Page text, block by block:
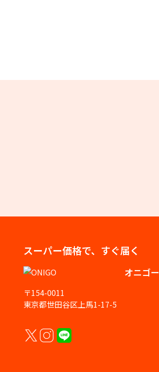
スーパー価格で、すぐ届く
オニゴー
〒154-0011
東京都世田谷区上馬1-17-5